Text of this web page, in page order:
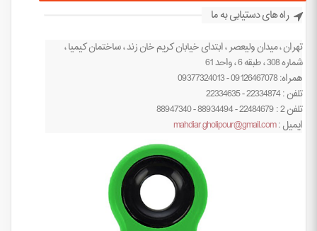
راه های دستیابی به ما
تهران ، میدان ولیعصر ، ابتدای خیابان کریم خان زند ، ساختمان کیمیا ،
شماره 308 ، طبقه 6 ، واحد 61
همراه: 09126467078 - 09377324013
تلفن : 22334874 - 22334635
تلفن 2 : 22484679 - 88934494 - 88947340
ایمیل :mahdiar.gholipour@gmail.com